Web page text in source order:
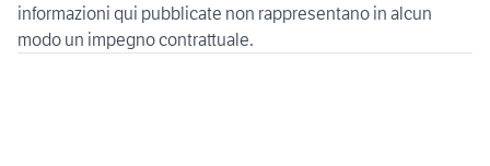
informazioni qui pubblicate non rappresentano in alcun